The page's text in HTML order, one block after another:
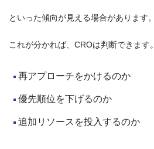
といった傾向が見える場合があります。
これが分かれば、CROは判断できます。
再アプローチをかけるのか
優先順位を下げるのか
追加リソースを投入するのか